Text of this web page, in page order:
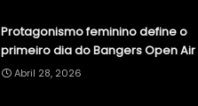
Protagonismo feminino define o
primeiro dia do Bangers Open Air
Abril 28, 2026